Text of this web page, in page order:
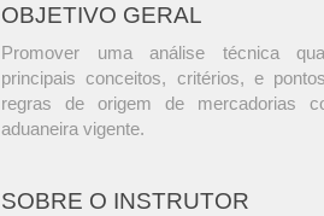
OBJETIVO GERAL
Promover uma análise técnica
principais conceitos, critérios, e
regras de origem de mercadorias
aduaneira vigente.
SOBRE O INSTRUTOR